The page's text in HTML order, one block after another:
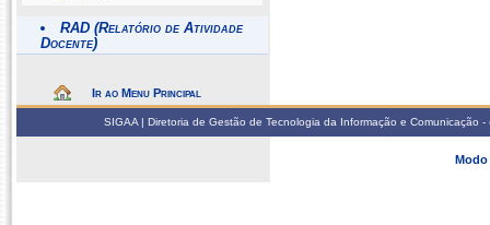
RAD (Relatório de Atividade
Docente)
Ir ao Menu Principal
SIGAA | Diretoria de Gestão de Tecnologia da Informação e
Modo